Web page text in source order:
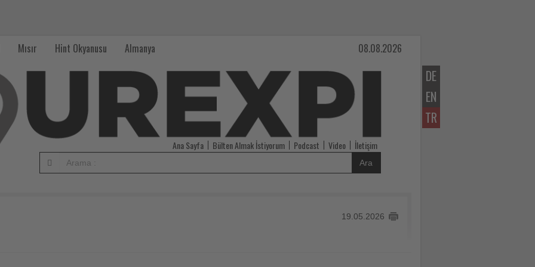
DE
EN
TR
Mısır Hint Okyanusu Almanya 08.08.2026
Ana Sayfa Bülten Almak İstiyorum Podcast Video İletişim
Ara
19.05.2026